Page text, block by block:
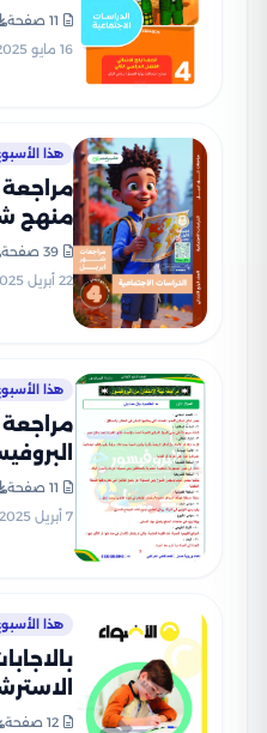
11 صفحة
16 مايو 2025
هذا
منهج
بصيغة PDF
39 صفحة
22 أبريل 2025
هذا
مراجعة
11 صفحة
7 أبريل 2025
هذا
12 صفحة